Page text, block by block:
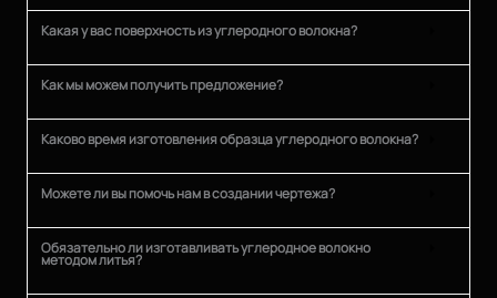
Какая у вас поверхность из углеродного волокна?
Как мы можем получить предложение?
Каково время изготовления образца углеродного волокна?
Можете ли вы помочь нам в создании чертежа?
Обязательно ли изготавливать углеродное волокно
методом литья?